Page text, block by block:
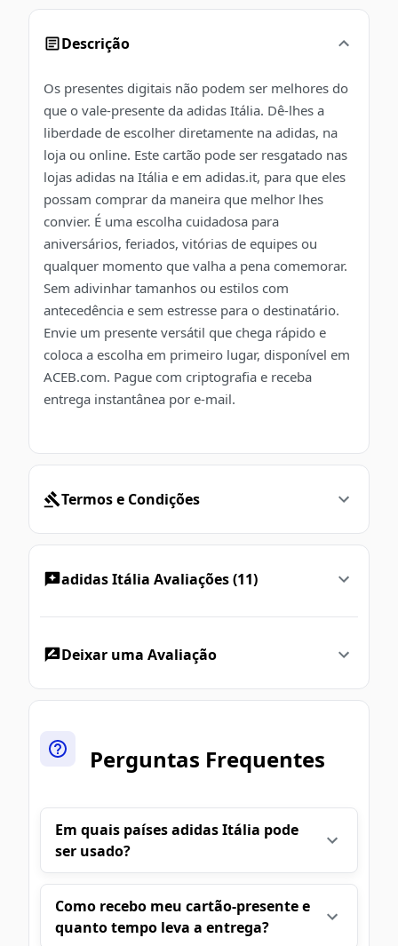
Descrição
Os presentes digitais não podem ser melhores do
que o vale-presente da adidas Itália. Dê-lhes a
liberdade de escolher diretamente na adidas, na
loja ou online. Este cartão pode ser resgatado nas
lojas adidas na Itália e em adidas.it, para que eles
possam comprar da maneira que melhor lhes
convier. É uma escolha cuidadosa para
aniversários, feriados, vitórias de equipes ou
qualquer momento que valha a pena comemorar.
Sem adivinhar tamanhos ou estilos com
antecedência e sem estresse para o destinatário.
Envie um presente versátil que chega rápido e
coloca a escolha em primeiro lugar, disponível em
ACEB.com. Pague com criptografia e receba
entrega instantânea por e-mail.
Termos e Condições
adidas Itália Avaliações (11)
Deixar uma Avaliação
Perguntas Frequentes
Em quais países adidas Itália pode
ser usado?
Como recebo meu cartão-presente e
quanto tempo leva a entrega?